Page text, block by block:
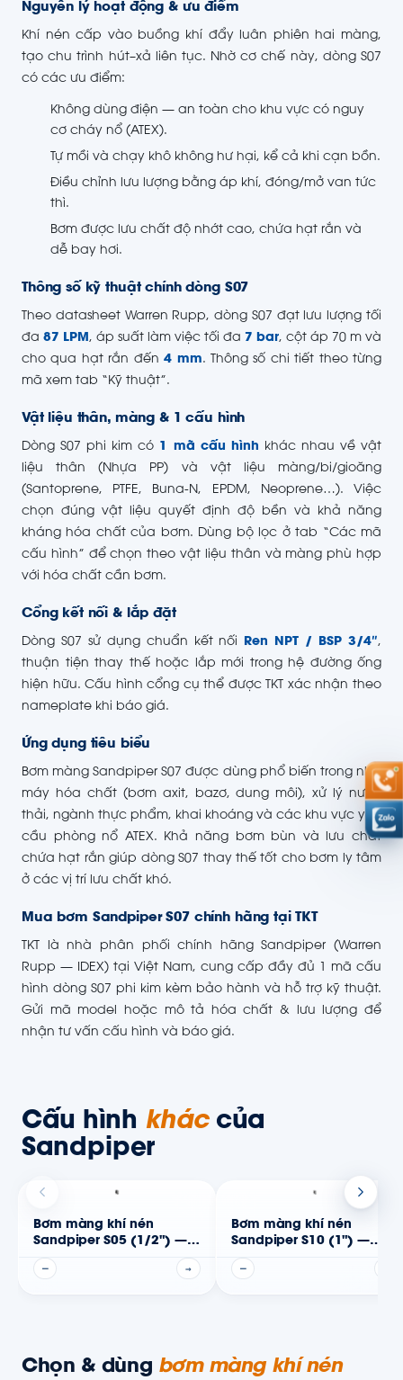
Nguyên lý hoạt động & ưu điểm
Khí nén cấp vào buồng khí đẩy luân phiên hai màng,
tạo chu trình hút–xả liên tục. Nhờ cơ chế này, dòng S07
có các ưu điểm:
Không dùng điện — an toàn cho khu vực có nguy
cơ cháy nổ (ATEX).
Tự mồi và chạy khô không hư hại, kể cả khi cạn bồn.
Điều chỉnh lưu lượng bằng áp khí, đóng/mở van tức
thì.
Bơm được lưu chất độ nhớt cao, chứa hạt rắn và
dễ bay hơi.
Thông số kỹ thuật chính dòng S07
Theo datasheet Warren Rupp, dòng S07 đạt lưu lượng tối
đa 87 LPM, áp suất làm việc tối đa 7 bar, cột áp 70 m và
cho qua hạt rắn đến4 mm. Thông số chi tiết theo từng
mã xem tab “Kỹ thuật”.
Vật liệu thân, màng & 1 cấu hình
Dòng S07 phi kim có 1 mã cấu hình khác nhau về vật
liệu thân (Nhựa PP) và vật liệu màng/bi/gioăng
(Santoprene, PTFE, Buna-N, EPDM, Neoprene…). Việc
chọn đúng vật liệu quyết định độ bền và khả năng
kháng hóa chất của bơm. Dùng bộ lọc ở tab “Các mã
cấu hình” để chọn theo vật liệu thân và màng phù hợp
với hóa chất cần bơm.
Cổng kết nối & lắp đặt
Dòng S07 sử dụng chuẩn kết nối Ren NPT / BSP 3/4″,
thuận tiện thay thế hoặc lắp mới trong hệ đường ống
hiện hữu. Cấu hình cổng cụ thể được TKT xác nhận theo
nameplate khi báo giá.
Ứng dụng tiêu biểu
Bơm màng Sandpiper S07 được dùng phổ biến trong nhà
máy hóa chất (bơm axit, bazơ, dung môi), xử lý nước
thải, ngành thực phẩm, khai khoáng và các khu vực yêu
cầu phòng nổ ATEX. Khả năng bơm bùn và lưu chất
chứa hạt rắn giúp dòng S07 thay thế tốt cho bơm ly tâm
ở các vị trí lưu chất khó.
Mua bơm Sandpiper S07 chính hãng tại TKT
TKT là nhà phân phối chính hãng Sandpiper (Warren
Rupp — IDEX) tại Việt Nam, cung cấp đầy đủ 1 mã cấu
hình dòng S07 phi kim kèm bảo hành và hỗ trợ kỹ thuật.
Gửi mã model hoặc mô tả hóa chất & lưu lượng để
nhận tư vấn cấu hình và báo giá.
Cấu hình kháccủa
Sandpiper
Bơm màng khí nén
Sandpiper S05 (1/2") —
Thân phi kim
—
→
Bơm màng khí nén
Sandpiper S10 (1") —
Thân phi kim
—
Chọn & dùng bơm màng khí nén